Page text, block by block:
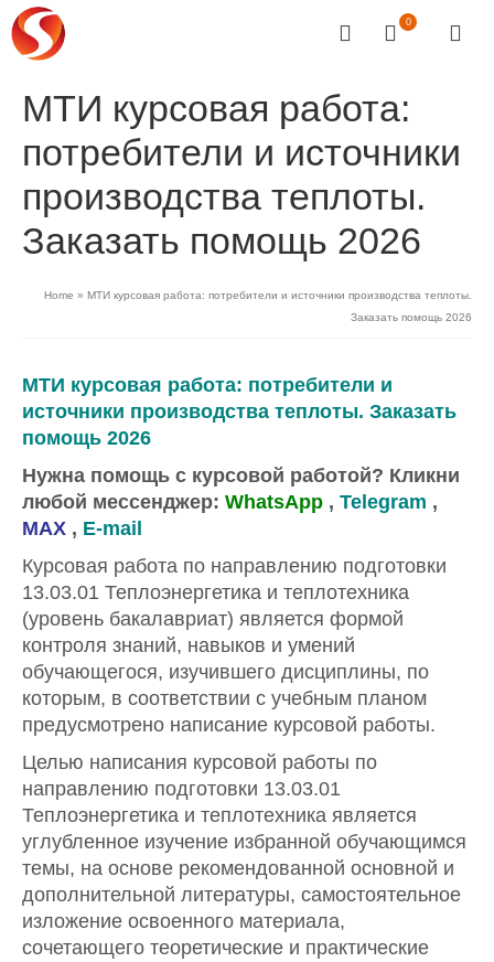
0
МТИ курсовая работа:
потребители и источники
производства теплоты.
Заказать помощь 2026
Home » МТИ курсовая работа: потребители и источники производства теплоты.
Заказать помощь 2026
МТИ курсовая работа: потребители и
источники производства теплоты. Заказать
помощь 2026
Нужна помощь с курсовой работой? Кликни
любой мессенджер: WhatsApp , Telegram ,
MAX , E-mail
Курсовая работа по направлению подготовки
13.03.01 Теплоэнергетика и теплотехника
(уровень бакалавриат) является формой
контроля знаний, навыков и умений
обучающегося, изучившего дисциплины, по
которым, в соответствии с учебным планом
предусмотрено написание курсовой работы.
Целью написания курсовой работы по
направлению подготовки 13.03.01
Теплоэнергетика и теплотехника является
углубленное изучение избранной обучающимся
темы, на основе рекомендованной основной и
дополнительной литературы, самостоятельное
изложение освоенного материала,
сочетающего теоретические и практические